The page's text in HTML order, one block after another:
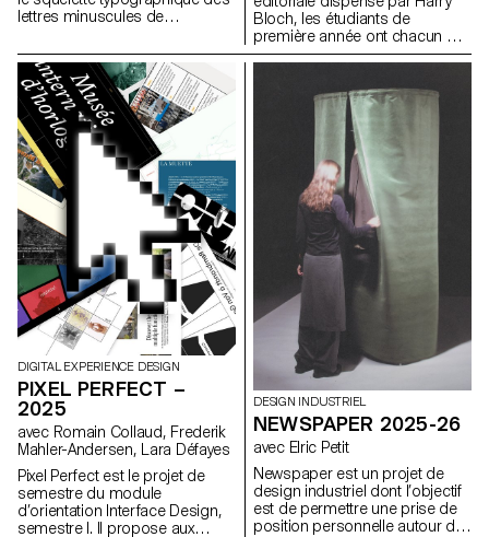
lettres minuscules de
respecter les proportions, les
courbes et les axes
caractéristiques de chaque
lettre, tout en portant une
attention particulière à la
cohérence visuelle et à la
régularité du tracé.
Bloch, les étudiants de
première année ont chacun mis
en page un chapitre du roman
Charles Dickens. Une édition
finale regroupant tous les
chapitres a été réalisée pour
l'occasion.
DIGITAL EXPERIENCE DESIGN
PIXEL PERFECT –
2025
avec Romain Collaud, Frederik
Mahler-Andersen, Lara Défayes
Pixel Perfect est le projet de
semestre du module
d’orientation Interface Design,
semestre I. Il propose aux
DESIGN INDUSTRIEL
NEWSPAPER 2025-26
avec Elric Petit
Newspaper est un projet de
design industriel dont l’objectif
est de permettre une prise de
position personnelle autour du